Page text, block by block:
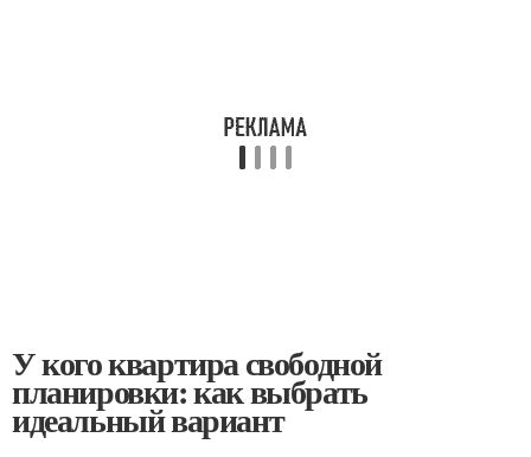
У кого квартира свободной
планировки: как выбрать
идеальный вариант